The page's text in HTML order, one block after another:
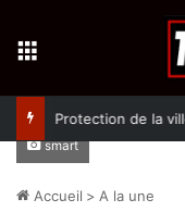
smart
Accueil > A la une